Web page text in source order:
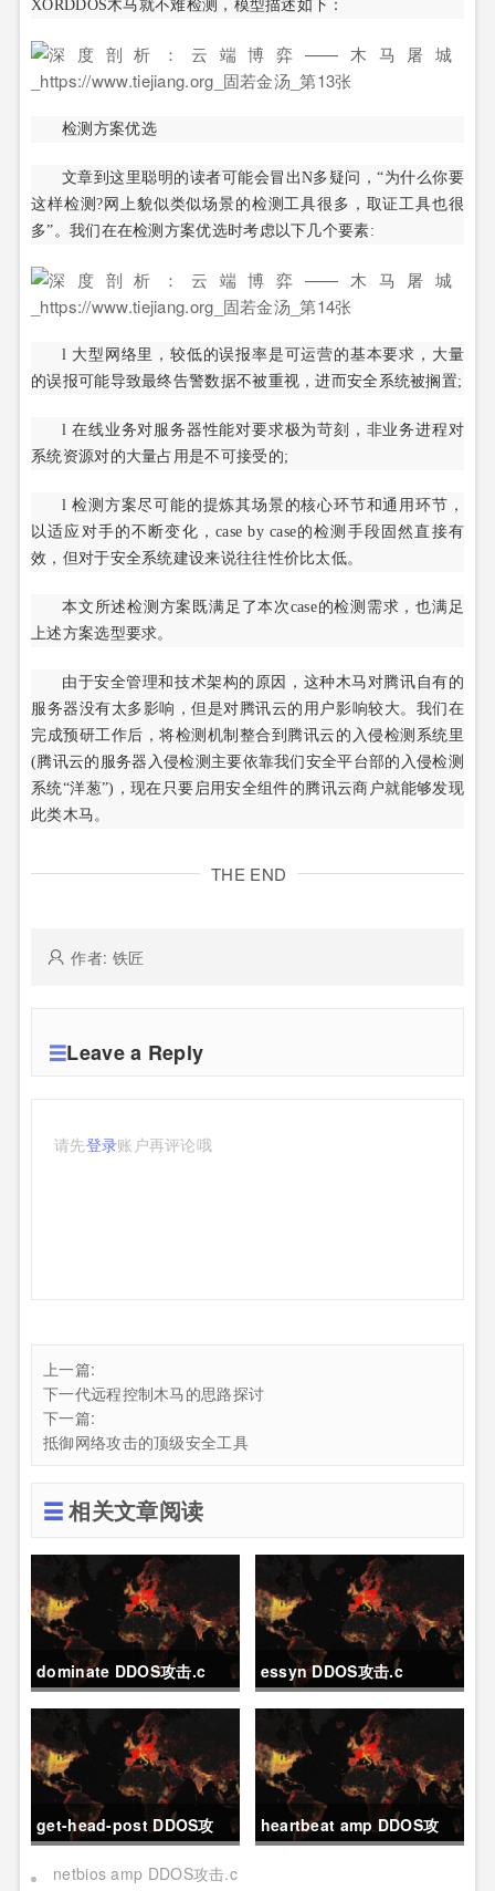
XORDDOS木马就不难检测，模型描述如下：
检测方案优选
文章到这里聪明的读者可能会冒出N多疑问，“为什么你要
这样检测?网上貌似类似场景的检测工具很多，取证工具也很
多”。我们在在检测方案优选时考虑以下几个要素:
l 大型网络里，较低的误报率是可运营的基本要求，大量
的误报可能导致最终告警数据不被重视，进而安全系统被搁置;
l 在线业务对服务器性能对要求极为苛刻，非业务进程对
系统资源对的大量占用是不可接受的;
l 检测方案尽可能的提炼其场景的核心环节和通用环节，
以适应对手的不断变化，case by case的检测手段固然直接有
效，但对于安全系统建设来说往往性价比太低。
本文所述检测方案既满足了本次case的检测需求，也满足
上述方案选型要求。
由于安全管理和技术架构的原因，这种木马对腾讯自有的
服务器没有太多影响，但是对腾讯云的用户影响较大。我们在
完成预研工作后，将检测机制整合到腾讯云的入侵检测系统里
(腾讯云的服务器入侵检测主要依靠我们安全平台部的入侵检测
系统“洋葱”)，现在只要启用安全组件的腾讯云商户就能够发现
此类木马。
THE END
作者: 铁匠
Leave a Reply
请先登录账户再评论哦
上一篇:
下一代远程控制木马的思路探讨
下一篇:
抵御网络攻击的顶级安全工具
相关文章阅读
dominate DDOS攻击.c essyn DDOS攻击.c
get-head-post DDOS攻
击.c
heartbeat amp DDOS攻
netbios amp DDOS攻击.c